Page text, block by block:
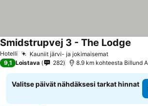
Hotelli Kauniit järvi- ja jokimaisemat
Smidstrupvej 3 - The Lodge
9,1 Loistava 282 8.9 km kohteesta Billund
Valitse päivät nähdäksesi tarkat hinnat